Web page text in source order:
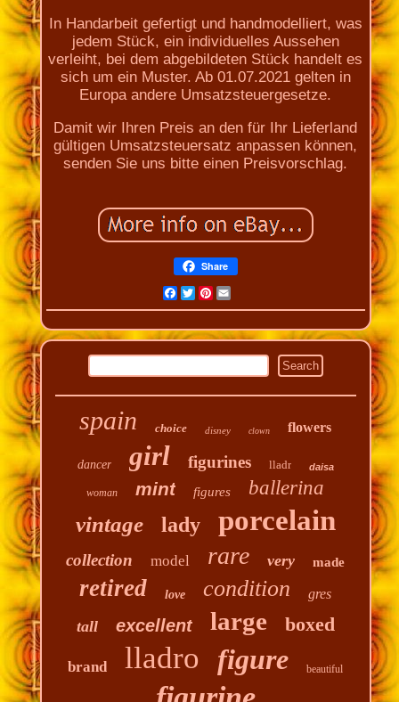
In Handarbeit gefertigt und handmodelliert, was
jedem Stück, ein individuelles Aussehen
verleiht, bei dem abgebildeten Stück handelt es
sich um ein Muster. Ab 01.07.2021 gelten in
Europa andere Umsatzsteuergesetze.
Damit wir Ihren Preis an den für Ihr Lieferland
gültigen Umsatzsteuersatz anpassen können,
senden Sie uns bitte einen Preisvorschlag.
Share
Facebook
Twitter
Pinterest
Email
spain choice disney clown flowers
dancer girl figurines lladr daisa
woman mint figures ballerina
vintage lady porcelain
collection model rare very made
retired love condition gres
tall excellent large boxed
brand lladro figure beautiful